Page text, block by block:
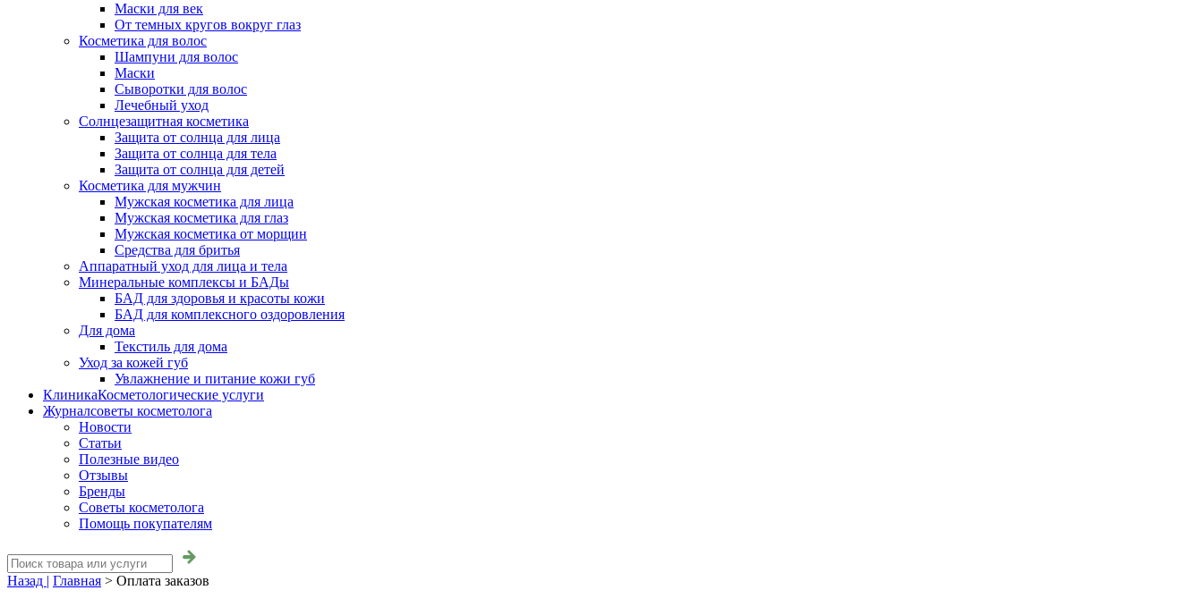
Маски для век
От темных кругов вокруг глаз
Косметика для волос
Шампуни для волос
Маски
Сыворотки для волос
Лечебный уход
Солнцезащитная косметика
Защита от солнца для лица
Защита от солнца для тела
Защита от солнца для детей
Косметика для мужчин
Мужская косметика для лица
Мужская косметика для глаз
Мужская косметика от морщин
Средства для бритья
Аппаратный уход для лица и тела
Минеральные комплексы и БАДы
БАД для здоровья и красоты кожи
БАД для комплексного оздоровления
Для дома
Текстиль для дома
Уход за кожей губ
Увлажнение и питание кожи губ
КлиникаКосметологические услуги
Журналсоветы косметолога
Новости
Статьи
Полезные видео
Отзывы
Бренды
Советы косметолога
Помощь покупателям
Назад | Главная > Оплата заказов